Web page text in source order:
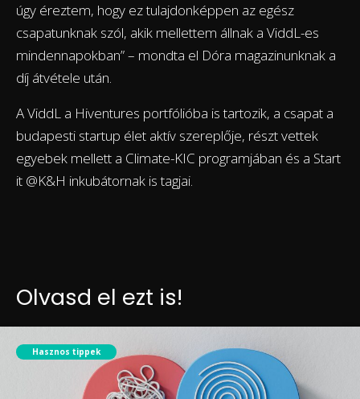
úgy éreztem, hogy ez tulajdonképpen az egész
csapatunknak szól, akik mellettem állnak a ViddL-es
mindennapokban” – mondta el Dóra magazinunknak a
díj átvétele után.
A ViddL a Hiventures portfólióba is tartozik, a csapat a
budapesti startup élet aktív szereplője, részt vettek
egyebek mellett a Climate-KIC programjában és a Start
it @K&H inkubátornak is tagjai.
Olvasd el ezt is!
Hasznos tippek